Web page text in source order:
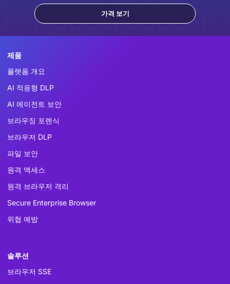
가격 보기
제품
플랫폼 개요
AI 적응형 DLP
AI 에이전트 보안
브라우징 포렌식
브라우저 DLP
파일 보안
원격 액세스
원격 브라우저 격리
Secure Enterprise Browser
위협 예방
솔루션
브라우저 SSE